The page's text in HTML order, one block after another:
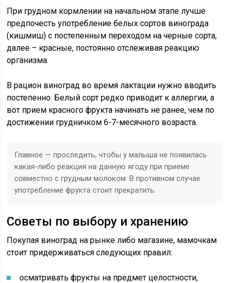
При грудном кормлении на начальном этапе лучше
предпочесть употребление белых сортов винограда
(кишмиш) с постепенным переходом на черные сорта,
далее – красные, постоянно отслеживая реакцию
организма.
В рацион виноград во время лактации нужно вводить
постепенно. Белый сорт редко приводит к аллергии, а
вот прием красного фрукта начинать не ранее, чем по
достижении грудничком 6-7-месячного возраста.
Главное — проследить, чтобы у малыша не появилась
какая-либо реакция на данную ягоду при приеме
совместно с грудным молоком. В противном случае
употребление фрукта стоит прекратить.
Советы по выбору и хранению
Покупая виноград на рынке либо магазине, мамочкам
стоит придерживаться следующих правил:
осматривать фрукты на предмет целостности,